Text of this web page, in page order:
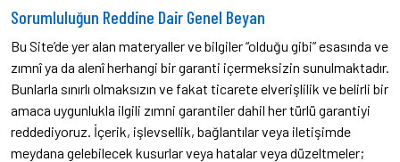
Sorumluluğun Reddine Dair Genel Beyan
Bu Site’de yer alan materyaller ve bilgiler “olduğu gibi” esasında ve
zımnî ya da alenî herhangi bir garanti içermeksizin sunulmaktadır.
Bunlarla sınırlı olmaksızın ve fakat ticarete elverişlilik ve belirli bir
amaca uygunlukla ilgili zımni garantiler dahil her türlü garantiyi
reddediyoruz. İçerik, işlevsellik, bağlantılar veya iletişimde
meydana gelebilecek kusurlar veya hatalar veya düzeltmeler;